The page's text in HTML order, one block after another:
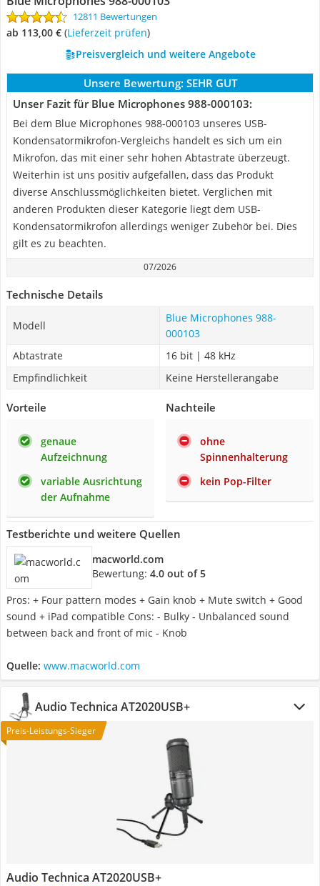
12811 Bewertungen
ab 113,00 € (Lieferzeit prüfen)
Preisvergleich und weitere Angebote
Unsere Bewertung: SEHR GUT
Unser Fazit für Blue Microphones 988-000103:
Bei dem Blue Microphones 988-000103 unseres USB-
Kondensatormikrofon-Vergleichs handelt es sich um ein
Mikrofon, das mit einer sehr hohen Abtastrate überzeugt.
Weiterhin ist uns positiv aufgefallen, dass das Produkt
diverse Anschlussmöglichkeiten bietet. Verglichen mit
anderen Produkten dieser Kategorie liegt dem USB-
Kondensatormikrofon allerdings weniger Zubehör bei. Dies
gilt es zu beachten.
07/2026
Technische Details
Modell
Blue Microphones 988-
000103
Abtastrate
16 bit | 48 kHz
Empfindlichkeit
Keine Herstellerangabe
Vorteile
genaue
Aufzeichnung
variable Ausrichtung
der Aufnahme
Nachteile
ohne
Spinnenhalterung
kein Pop-Filter
Testberichte und weitere Quellen
macworld.com
Bewertung: 4.0 out of 5
Pros: + Four pattern modes + Gain knob + Mute switch + Good
sound + iPad compatible Cons: - Bulky - Unbalanced sound
between back and front of mic - Knob
Quelle: www.macworld.com
Audio Technica AT2020USB+
Preis-Leistungs-Sieger
Audio Technica AT2020USB+